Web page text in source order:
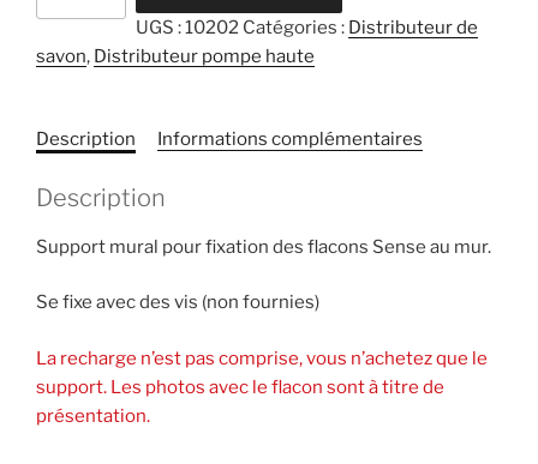
mural
pompe
UGS :10202 Catégories : Distributeur de
savon, Distributeur pompe haute
Description Informations complémentaires
Description
Support mural pour fixation des flacons Sense au mur.
Se fixe avec des vis (non fournies)
La recharge n’est pas comprise, vous n’achetez que le
support. Les photos avec le flacon sont à titre de
présentation.